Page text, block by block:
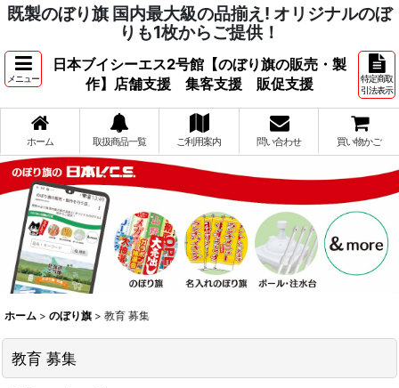
既製のぼり旗 国内最大級の品揃え! オリジナルのぼ
りも1枚からご提供！
メニュー
日本ブイシーエス2号館【のぼり旗の販売・製
作】店舗支援 集客支援 販促支援
特定商取
引法表示
ホーム 取扱商品一覧 ご利用案内 問い合わせ 買い物かご
ホーム > のぼり旗 > 教育 募集
教育 募集